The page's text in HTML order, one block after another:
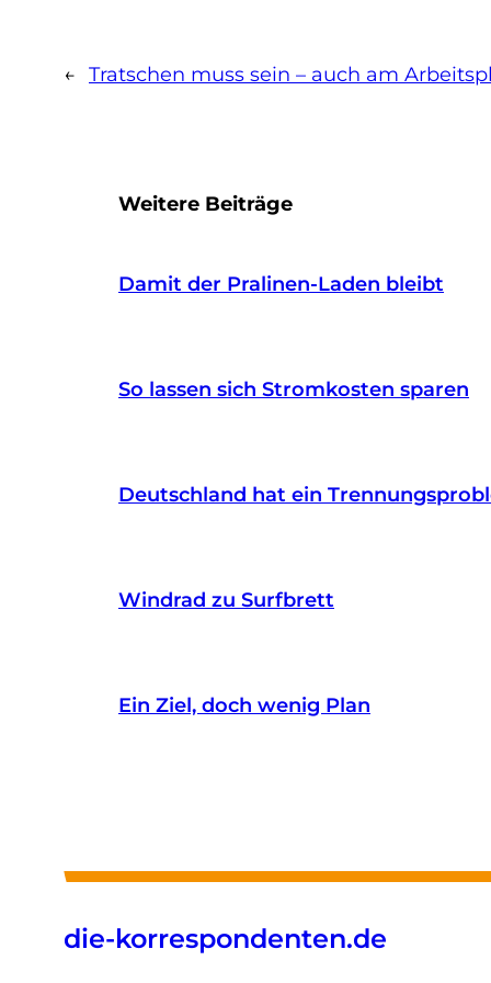
← Tratschen muss sein – auch am
Weitere Beiträge
Damit der Pralinen-Laden bleibt
So lassen sich Stromkosten sparen
Deutschland hat ein
Windrad zu Surfbrett
Ein Ziel, doch wenig Plan
die-korrespondenten.de